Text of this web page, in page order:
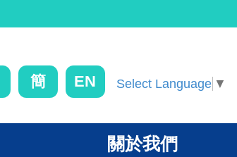
簡 EN Select Language ▼
關於我們